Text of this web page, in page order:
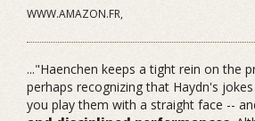
WWW.AMAZON.FR,
..."Haenchen keeps a tight rein on the
perhaps recognizing that Haydn's
you play them with a straight face --